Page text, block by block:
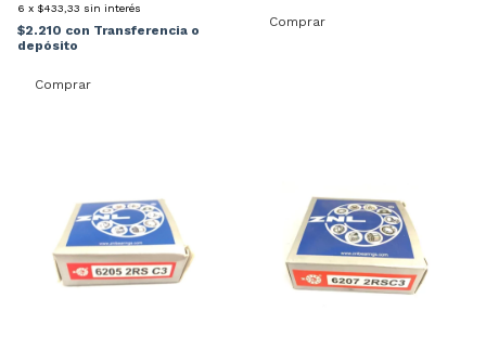
6 x $433,33 sin interés
$2.210 con Transferencia o
depósito